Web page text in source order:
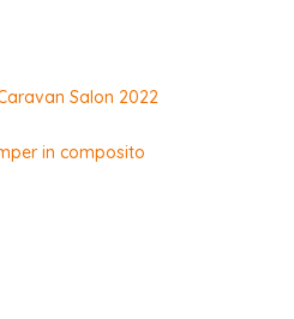
Salon 2022
in composito